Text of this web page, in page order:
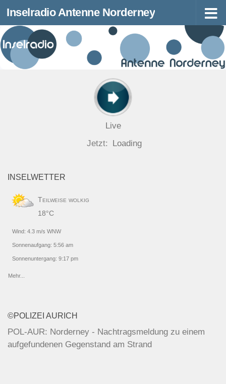
Zum Inhalt springen
Inselradio Antenne Norderney
Live
Jetzt:
Loading
INSELWETTER
Teilweise wolkig
18°C
Wind: 4.3 m/s WNW
Sonnenaufgang: 5:56 am
Sonnenuntergang: 9:17 pm
Mehr...
©POLIZEI AURICH
POL-AUR: Norderney - Nachtragsmeldung zu einem
aufgefundenen Gegenstand am Strand